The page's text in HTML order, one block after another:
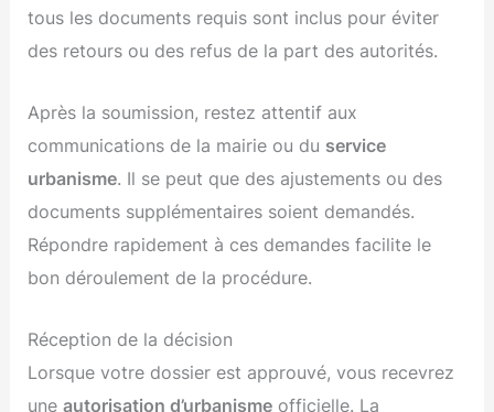
tous les documents requis sont inclus pour éviter
des retours ou des refus de la part des autorités.
Après la soumission, restez attentif aux
communications de la mairie ou du service
urbanisme. Il se peut que des ajustements ou des
documents supplémentaires soient demandés.
Répondre rapidement à ces demandes facilite le
bon déroulement de la procédure.
Réception de la décision
Lorsque votre dossier est approuvé, vous recevrez
uneautorisation d’urbanisme officielle. La